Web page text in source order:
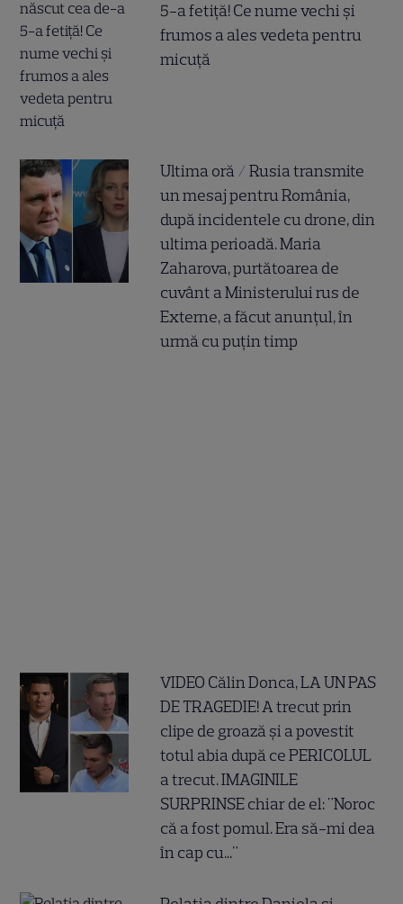
5-a fetiță! Ce nume vechi și
frumos a ales vedeta pentru
micuță
Ultima oră / Rusia transmite
un mesaj pentru România,
după incidentele cu drone, din
ultima perioadă. Maria
Zaharova, purtătoarea de
cuvânt a Ministerului rus de
Externe, a făcut anunțul, în
urmă cu puțin timp
VIDEO Călin Donca, LA UN PAS
DE TRAGEDIE! A trecut prin
clipe de groază și a povestit
totul abia după ce PERICOLUL
a trecut. IMAGINILE
SURPRINSE chiar de el: "Noroc
că a fost pomul. Era să-mi dea
în cap cu..."